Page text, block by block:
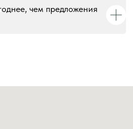
чем предложения